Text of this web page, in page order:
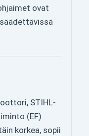
ovat
STIHL-
(EF)
korkea, sopii